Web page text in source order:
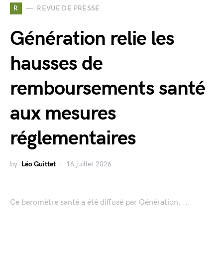
R REVUE DE PRESSE
Génération relie les
hausses de
remboursements santé
aux mesures
réglementaires
by Léo Guittet 16 juillet 2026
Ce baromètre santé a été diffusé par Génération. ...